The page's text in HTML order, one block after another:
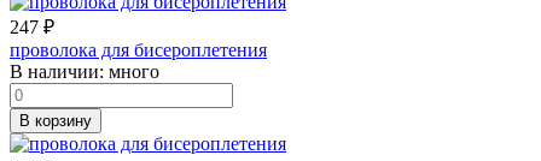
247 ₽
проволока для бисероплетения
В наличии: много
В корзину